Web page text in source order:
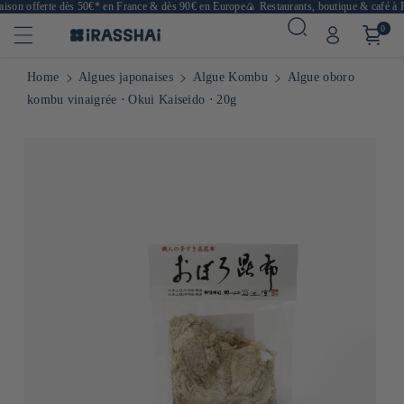
offerte dès 50€* en France & dès 90€ en Europe🍙 Restaurants, boutique & café à
0
Home Algues japonaises Algue Kombu
Algue oboro
kombu vinaigrée ⋅ Okui Kaiseido ⋅ 20g